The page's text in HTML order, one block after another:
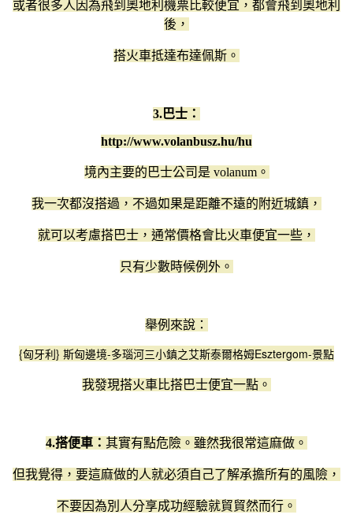
或者很多人因為飛到奧地利機票比較便宜，都會飛到奧地利
後，
搭火車抵達布達佩斯。
3.巴士：
http://www.volanbusz.hu/hu
境內主要的巴士公司是 volanum。
我一次都沒搭過，不過如果是距離不遠的附近城鎮，
就可以考慮搭巴士，通常價格會比火車便宜一些，
只有少數時候例外。
舉例來說：
{匈牙利} 斯匈邊境-多瑙河三小鎮之艾斯泰爾格姆Esztergom-景點
我發現搭火車比搭巴士便宜一點。
4.搭便車： 其實有點危險。雖然我很常這麻做。
但我覺得，要這麻做的人就必須自己了解承擔所有的風險，
不要因為別人分享成功經驗就貿貿然而行。